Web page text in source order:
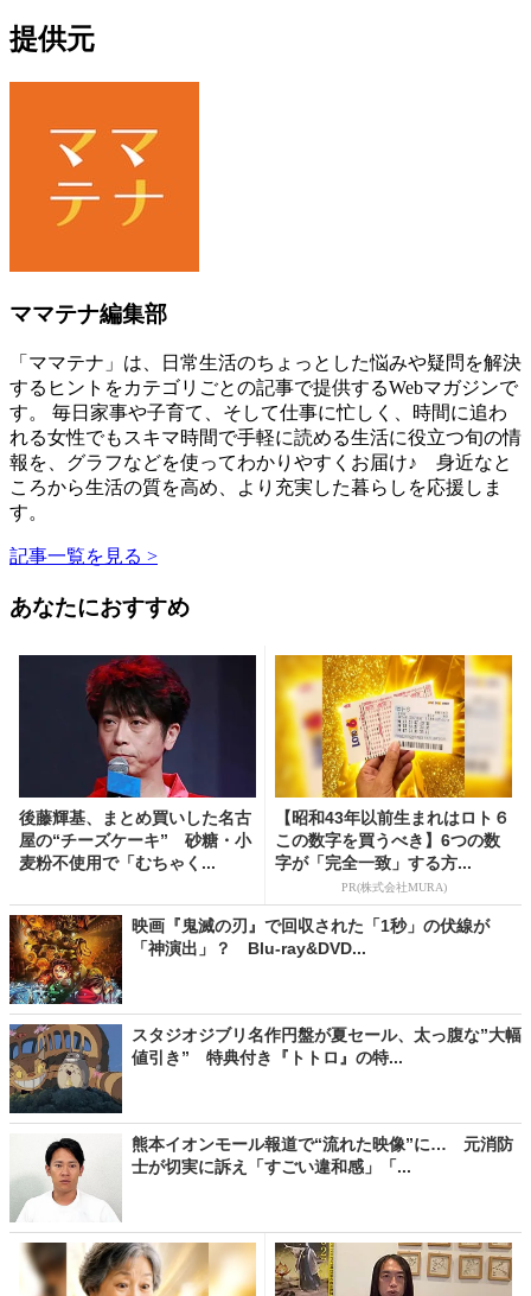
提供元
ママテナ編集部
「ママテナ」は、日常生活のちょっとした悩みや疑問を解決
するヒントをカテゴリごとの記事で提供するWebマガジンで
す。 毎日家事や子育て、そして仕事に忙しく、時間に追わ
れる女性でもスキマ時間で手軽に読める生活に役立つ旬の情
報を、グラフなどを使ってわかりやすくお届け♪ 身近なと
ころから生活の質を高め、より充実した暮らしを応援しま
す。
記事一覧を見る >
あなたにおすすめ
後藤輝基、まとめ買いした名古
屋の“チーズケーキ” 砂糖・小
麦粉不使用で「むちゃく...
【昭和43年以前生まれはロト６
この数字を買うべき】6つの数
字が「完全一致」する方...
PR(株式会社MURA)
映画『鬼滅の刃』で回収された「1秒」の伏線が
「神演出」？ Blu-ray&DVD...
スタジオジブリ名作円盤が夏セール、太っ腹な”大幅
値引き” 特典付き『トトロ』の特...
熊本イオンモール報道で“流れた映像”に… 元消防
士が切実に訴え「すごい違和感」「...